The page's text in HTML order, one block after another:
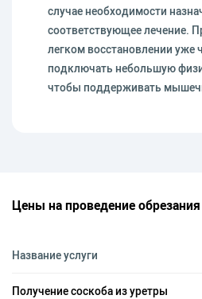
случае необходимости
соответствующее лечение.
легком восстановлении
подключать небольшую
чтобы поддерживать
Цены на проведение
Название услуги
Получение соскоба из уретры